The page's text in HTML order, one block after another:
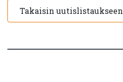
Takaisin uutislistaukseen